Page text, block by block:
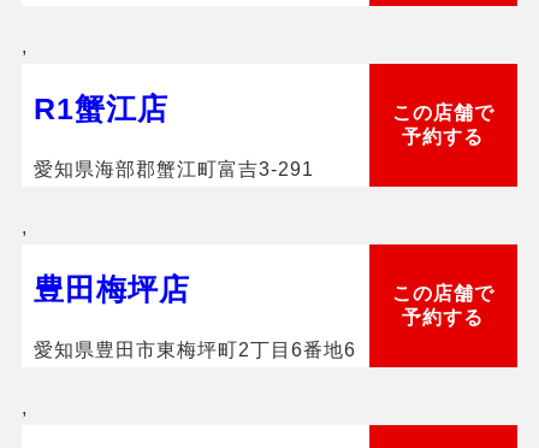
,
R1蟹江店
この店舗で
予約する
愛知県海部郡蟹江町富吉3-291
,
豊田梅坪店
この店舗で
予約する
愛知県豊田市東梅坪町2丁目6番地6
,